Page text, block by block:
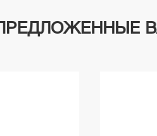
ПРЕДЛОЖЕННЫЕ